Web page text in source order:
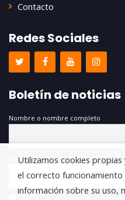
Contacto
Redes Sociales
Boletín de noticias
Nombre o nombre completo
Email
Utilizamos cookies
el correcto
información sobre su uso,